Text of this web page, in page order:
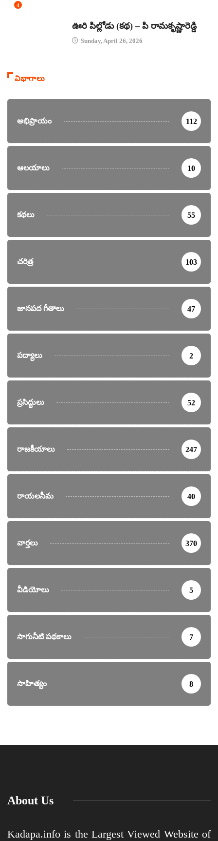
4
ఊరి పిల్లోడు (కథ) – పి రామకృష్ణారెడ్డి
Sunday, April 26, 2026
విభాగాలు
అభిప్రాయం 112
ఆలయాలు 10
కథలు 55
చరిత్ర 103
జానపద గీతాలు 47
పద్యాలు 2
ప్రసిద్ధులు 52
రాజకీయాలు 247
రాయలసీమ 40
వార్తలు 370
వీడియోలు 5
సాగునీటి పథకాలు 7
సాహిత్యం 8
About Us
Kadapa.info is the Largest Viewed Website of